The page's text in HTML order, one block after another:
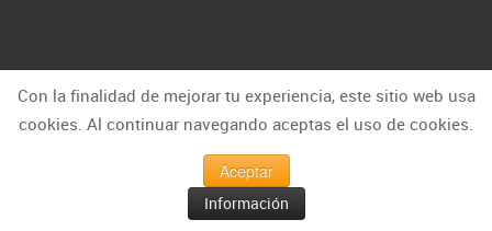
Últimos contenidos
Las historias, partidas e intrigas de Capablanca y
Número 16 de Capakhine, la revista de ajedrez para los
niños y sus padres
Con la finalidad de mejorar tu experiencia, este sitio web usa
cookies. Al continuar navegando aceptas el uso de cookies.
Aceptar
Información